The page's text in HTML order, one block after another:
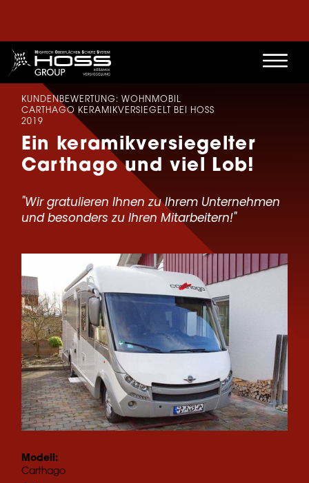
KUNDENBEWERTUNG: WOHNMOBIL
CARTHAGO KERAMIKVERSIEGELT BEI HOSS
2019
Ein keramikversiegelter
Carthago und viel Lob!
"Wir gratulieren Ihnen zu Ihrem Unternehmen
und besonders zu Ihren Mitarbeitern!"
Modell:
Carthago